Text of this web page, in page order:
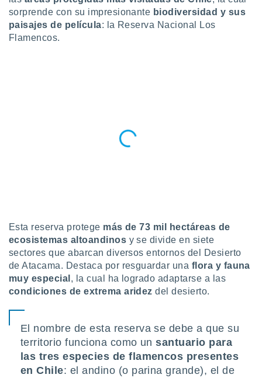
en
más
cookies
aceptar
de
sitio
En
que
sorprende con su impresionante biodiversidad y sus
paisajes de película: la Reserva Nacional Los
Flamencos.
Esta reserva protege más de 73 mil hectáreas de
ecosistemas altoandinos y se divide en siete
sectores que abarcan diversos entornos del Desierto
de Atacama. Destaca por resguardar una flora y fauna
muy especial , la cual ha logrado adaptarse a las
condiciones de extrema aridezdel desierto.
El nombre de esta reserva se debe a que su
territorio funciona como unsantuario para
las tres especies de flamencos presentes
en Chile: el andino (o parina grande), el de